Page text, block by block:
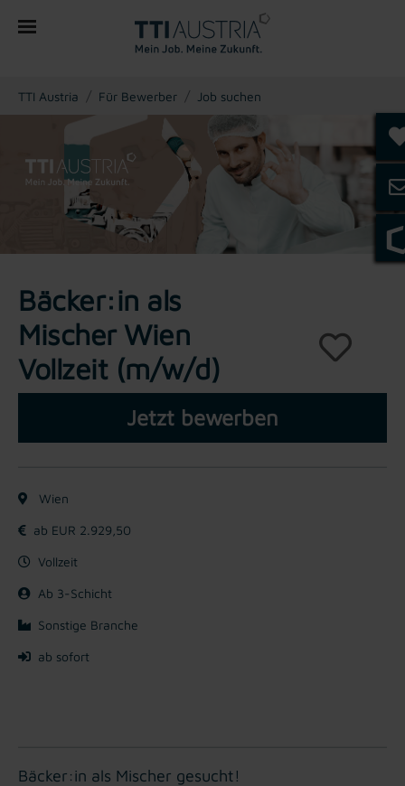
You are here:
TTI Austria Für Bewerber Job suchen
Bäcker:in als
Mischer Wien
Vollzeit (m/w/d)
Jetzt bewerben
Wien
ab EUR 2.929,50
Vollzeit
Ab 3-Schicht
Sonstige Branche
ab sofort
Bäcker:in als Mischer gesucht!